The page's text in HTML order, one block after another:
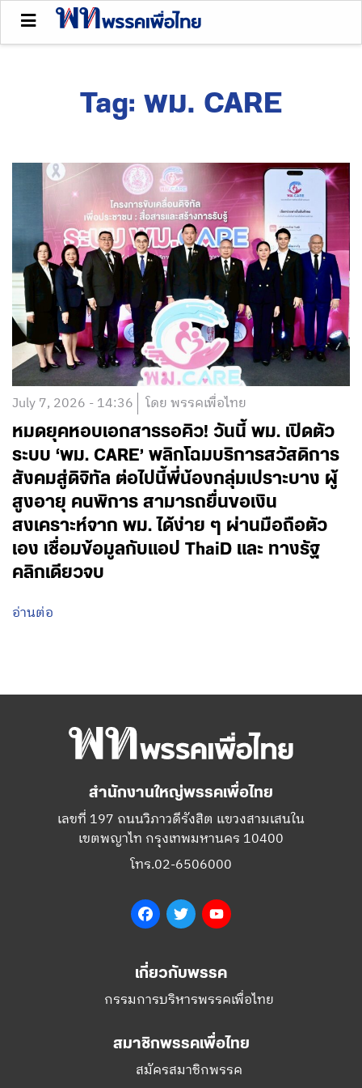
Tag: พม. CARE
July 7, 2026 - 14:36 โดย พรรคเพื่อไทย
หมดยุคหอบเอกสารรอคิว! วันนี้ พม. เปิดตัว
ระบบ ‘พม. CARE’ พลิกโฉมบริการสวัสดิการ
สังคมสู่ดิจิทัล ต่อไปนี้พี่น้องกลุ่มเปราะบาง ผู้
สูงอายุ คนพิการ สามารถยื่นขอเงิน
สงเคราะห์จาก พม. ได้ง่าย ๆ ผ่านมือถือตัว
เอง เชื่อมข้อมูลกับแอป ThaiD และ ทางรัฐ
คลิกเดียวจบ
อ่านต่อ
สำนักงานใหญ่พรรคเพื่อไทย
เลขที่ 197 ถนนวิภาวดีรังสิต แขวงสามเสนใน
เขตพญาไท กรุงเทพมหานคร 10400
โทร.02-6506000
FacebookTwitter
เกี่ยวกับพรรค
กรรมการบริหารพรรคเพื่อไทย
สมาชิกพรรคเพื่อไทย
สมัครสมาชิกพรรค